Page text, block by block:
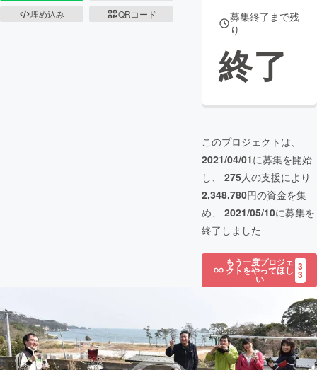
埋め込み
QRコード
募集終了まで残
り
終了
このプロジェクトは、
2021/04/01に募集を開始
し、 275人の支援により
2,348,780円の資金を集
め、 2021/05/10に募集を
終了しました
もう一度プロジェ
クトをやってほし
い
3
3